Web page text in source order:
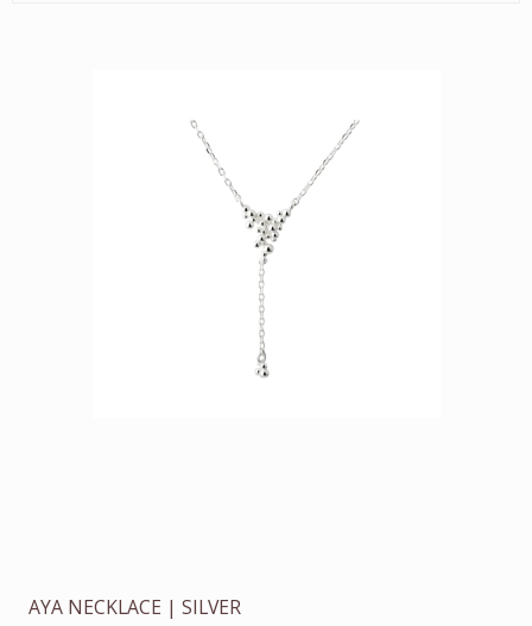
AYA NECKLACE | SILVER